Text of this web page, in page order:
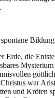
Erde, die
war
und Kröten